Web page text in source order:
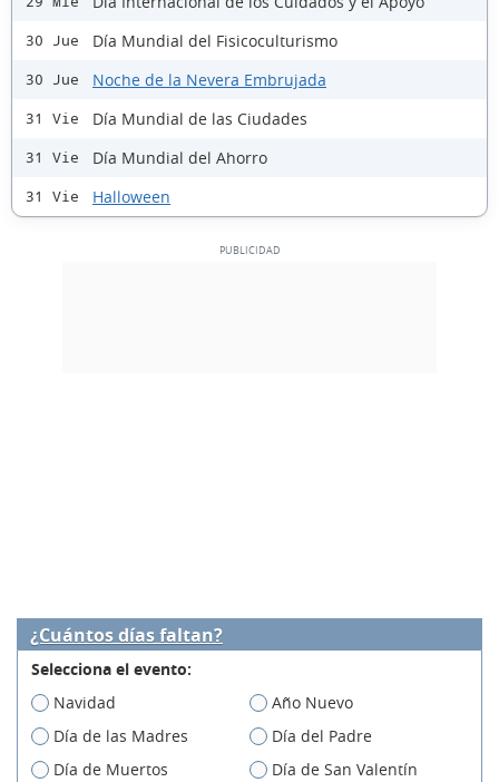
30 Jue Día Mundial del Fisicoculturismo
30 Jue Noche de la Nevera Embrujada
31 Vie Día Mundial de las Ciudades
31 Vie Día Mundial del Ahorro
31 Vie Halloween
¿Cuántos días faltan?
Selecciona el evento:
Navidad
Año Nuevo
Día de las Madres
Día del Padre
Día de Muertos
Día de San Valentín